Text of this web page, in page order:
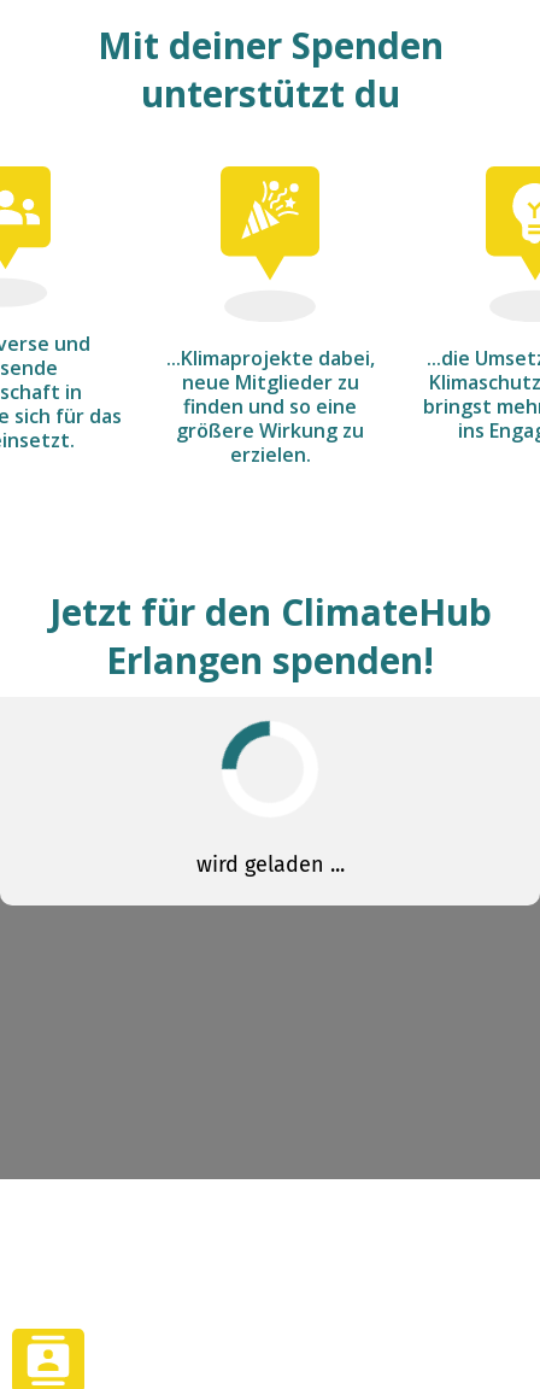
Mit deiner Spenden
unterstützt du
und
in
sich für das
...Klimaprojekte dabei,
neue Mitglieder zu
finden und so eine
größere Wirkung zu
erzielen.
...die
bringst
ins
Jetzt für den ClimateHub
Erlangen spenden!